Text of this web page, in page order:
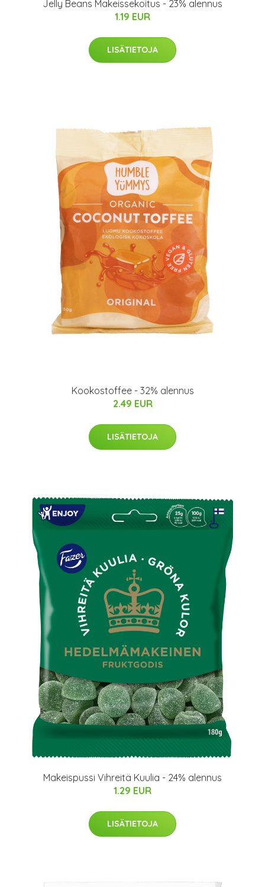
Jelly Beans Makeissekoitus - 23% alennus
1.19 EUR
LISÄTIETOJA
Kookostoffee - 32% alennus
2.49 EUR
LISÄTIETOJA
Makeispussi Vihreitä Kuulia - 24% alennus
1.29 EUR
LISÄTIETOJA